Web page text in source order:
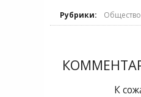
Рубрики:
Общество
К